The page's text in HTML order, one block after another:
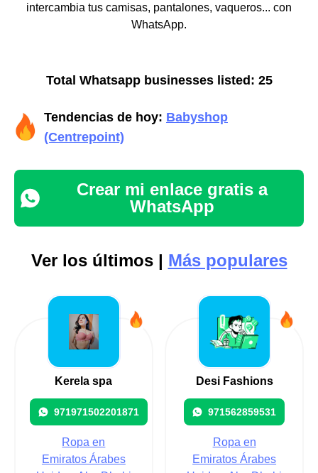
intercambia tus camisas, pantalones, vaqueros... con
WhatsApp.
Total Whatsapp businesses listed: 25
Tendencias de hoy: Babyshop
(Centrepoint)
Crear mi enlace gratis a
WhatsApp
Ver los últimos | Más populares
Kerela spa
971971502201871
Ropa en
Emiratos Árabes
Desi Fashions
971562859531
Ropa en
Emiratos Árabes